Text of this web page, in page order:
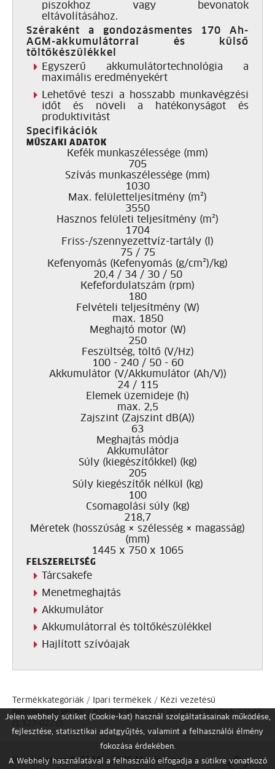
piszokhoz vagy bevonatok
eltávolításához.
Széraként a gondozásmentes 170 Ah-
AGM-akkumulátorral és külső
töltőkészülékkel
Egyszerű akkumulátortechnológia a
maximális eredményekért
Lehetővé teszi a hosszabb munkavégzési
időt és növeli a hatékonyságot és
produktivitást
Specifikációk
MŰSZAKI ADATOK
Kefék munkaszélessége (mm)
705
Szívás munkaszélessége (mm)
1030
Max. felületteljesítmény (m²)
3550
Hasznos felületi teljesítmény (m²)
1704
Friss-/szennyezettvíz-tartály (l)
75 / 75
Kefenyomás (Kefenyomás (g/cm²)/kg)
20,4 / 34 / 30 / 50
Kefefordulatszám (rpm)
180
Felvételi teljesítmény (W)
max. 1850
Meghajtó motor (W)
250
Feszültség, töltő (V/Hz)
100 - 240 / 50 - 60
Akkumulátor (V/Akkumulátor (Ah/V))
24 / 115
Elemek üzemideje (h)
max. 2,5
Zajszint (Zajszint dB(A))
63
Meghajtás módja
Akkumulátor
Súly (kiegészítőkkel) (kg)
205
Súly kiegészítők nélkül (kg)
100
Csomagolási súly (kg)
218,7
Méretek (hosszúság × szélesség × magasság)
(mm)
1445 x 750 x 1065
FELSZERELTSÉG
Tárcsakefe
Menetmeghajtás
Akkumulátor
Akkumulátorral és töltőkészülékkel
Hajlított szívóajak
Termékkategóriák / Ipari termékek / Kézi vezetésű
padlósúroló gépek/ Kärcher BD 70/75 W Classic Bp Pack 115Ah
Karcherstore © 2016 - 2026 Minden jog
Jelen webhely sütiket (Cookie-kat) használ szolgáltatásainak működése,
fejlesztése, statisztikai adatgyűjtés, valamint a felhasználói élmény
fokozása érdekében.
A Webhely használatával a felhasználó elfogadja a sütikre vonatkozó